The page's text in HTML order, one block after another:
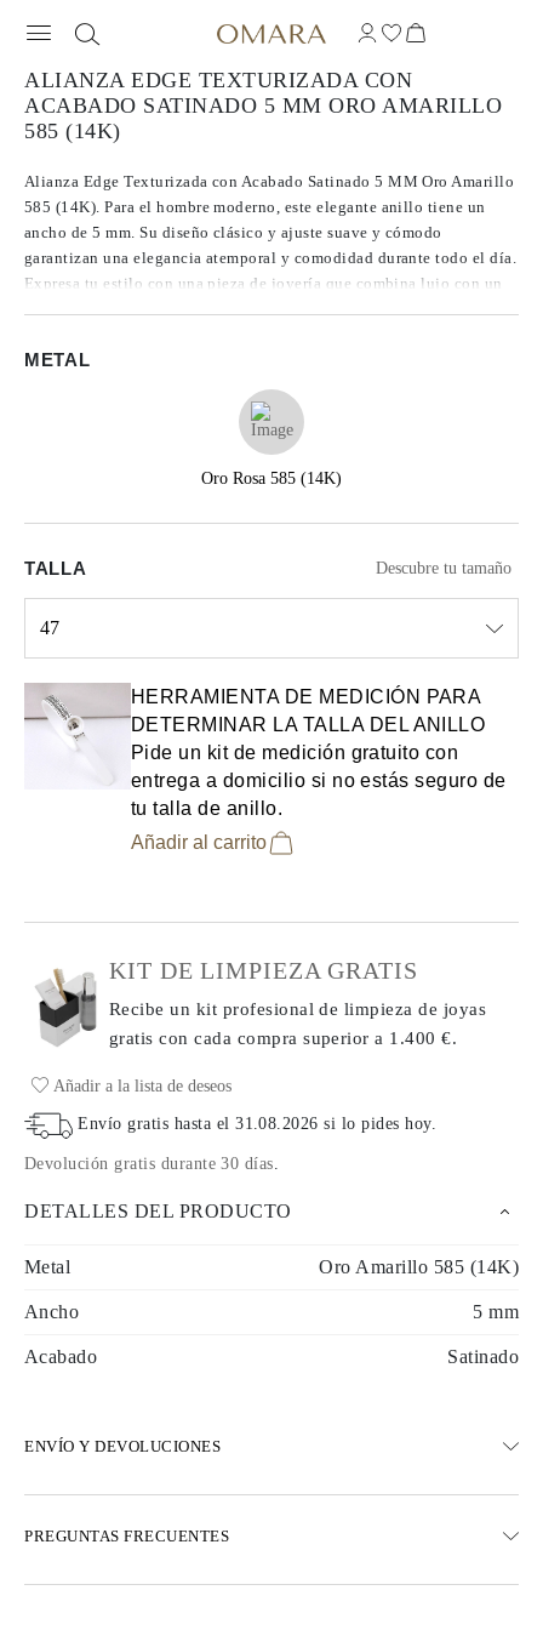
ALIANZA EDGE TEXTURIZADA CON
ACABADO SATINADO 5 MM ORO AMARILLO
585 (14K)
Alianza Edge Texturizada con Acabado Satinado 5 MM Oro Amarillo
585 (14K). Para el hombre moderno, este elegante anillo tiene un
ancho de 5 mm. Su diseño clásico y ajuste suave y cómodo
garantizan una elegancia atemporal y comodidad durante todo el día.
Expresa tu estilo con una pieza de joyería que combina lujo con un
METAL
Oro Rosa 585 (14K)
TALLA Descubre tu tamaño
47
HERRAMIENTA DE MEDICIÓN PARA
DETERMINAR LA TALLA DEL ANILLO
Pide un kit de medición gratuito con
entrega a domicilio si no estás seguro de
tu talla de anillo.
Añadir al carrito
KIT DE LIMPIEZA GRATIS
Recibe un kit profesional de limpieza de joyas
gratis con cada comprasuperior a 1.400 €.
Añadir a la lista de deseos
Envío gratis hasta el31.08.2026 si lo pides hoy.
Devolución gratis durante 30 días.
DETALLES DEL PRODUCTO
Metal Oro Amarillo 585 (14K)
Ancho 5 mm
Acabado Satinado
ENVÍO Y DEVOLUCIONES
Opciones de entrega exprés también están disponibles
PREGUNTAS FRECUENTES